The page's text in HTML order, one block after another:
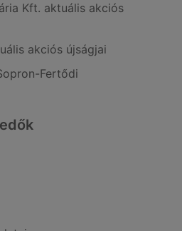
Kft. aktuális akciós
akciós újságjai
Fertődi